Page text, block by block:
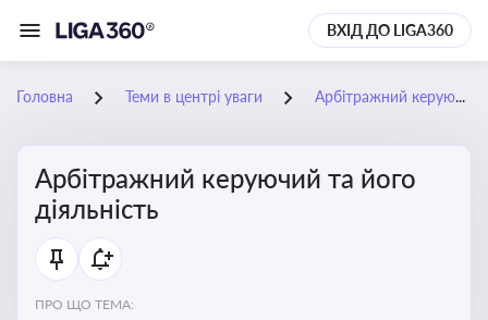
ВХІД ДО LIGA360
Головна Теми в центрі уваги Арбітражний керуючий та його діяльність
Арбітражний керуючий та його
діяльність
ПРО ЩО ТЕМА: